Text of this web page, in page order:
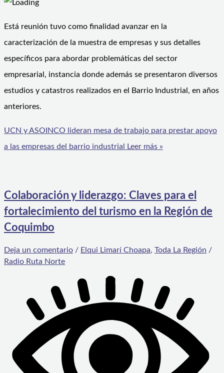
Está reunión tuvo como finalidad avanzar en la
caracterización de la muestra de empresas y sus detalles
específicos para abordar problemáticas del sector
empresarial, instancia donde además se presentaron diversos
estudios y catastros realizados en el Barrio Industrial, en años
anteriores.
UCN y ASOINCO lideran mesa de trabajo para prestar apoyo
a las empresas del barrio industrial Leer más »
Colaboración y liderazgo: Claves para el
fortalecimiento del turismo en la Región de
Coquimbo
Deja un comentario / Elqui Limarí Choapa, Toda La Región /
Radio Ruta Norte